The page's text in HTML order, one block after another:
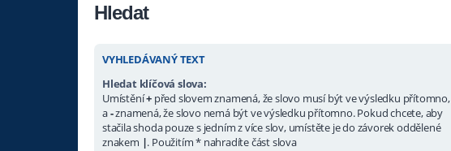
Hledat
VYHLEDÁVANÝ TEXT
Hledat klíčová slova:
Umístění+před slovem znamená, že slovo musí být ve výsledku přítomno,
a-znamená, že slovo nemá být ve výsledku přítomno. Pokud chcete, aby
stačila shoda pouze s jedním z více slov, umístěte je do závorek oddělené
znakem |. Použitím * nahradíte část slova